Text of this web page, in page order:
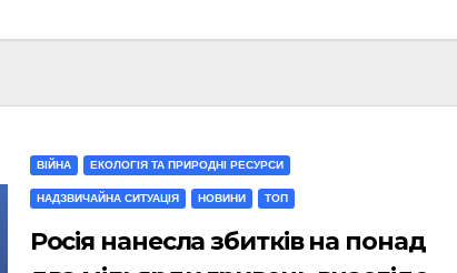
ВІЙНА ЕКОЛОГІЯ ТА ПРИРОДНІ РЕСУРСИ
НАДЗВИЧАЙНА СИТУАЦІЯ НОВИНИ ТОП
Росія нанесла збитків на понад